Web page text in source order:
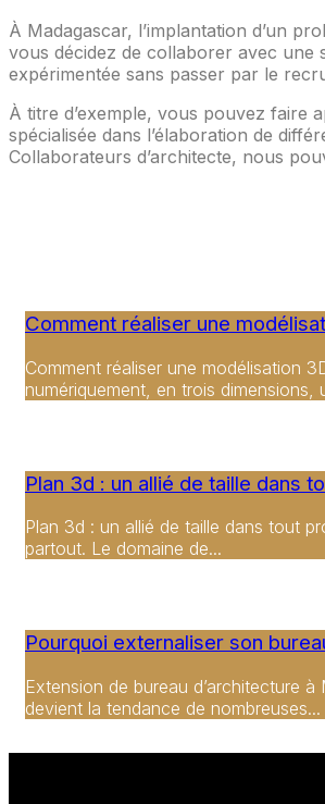
À Madagascar, l’implantation d’un
vous décidez de collaborer avec une
expérimentée sans passer par le
À titre d’exemple, vous pouvez faire
spécialisée dans l’élaboration de
Collaborateurs d’architecte, nous
Comment réaliser une
Comment réaliser une modélisation
numériquement, en trois dimensions,
Plan 3d : un allié de taille dans
Plan 3d : un allié de taille dans tout
partout. Le domaine de...
Pourquoi externaliser son
Extension de bureau d’architecture
devient la tendance de nombreuses...